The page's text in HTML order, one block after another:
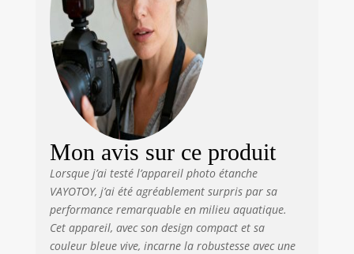
particulièrement
adaptées pour
capturer les
merveilles sous-
marines lors d’une
plongée ou pour
immortaliser des
les vacances en
famille à la plage.
Écran IPS HD et
mise au point
automatique : la
caméra sous-
Mon avis sur ce produit
Lorsque j’ai testé l’appareil photo étanche
VAYOTOY, j’ai été agréablement surpris par sa
performance remarquable en milieu aquatique.
Cet appareil, avec son design compact et sa
couleur bleue vive, incarne la robustesse avec une